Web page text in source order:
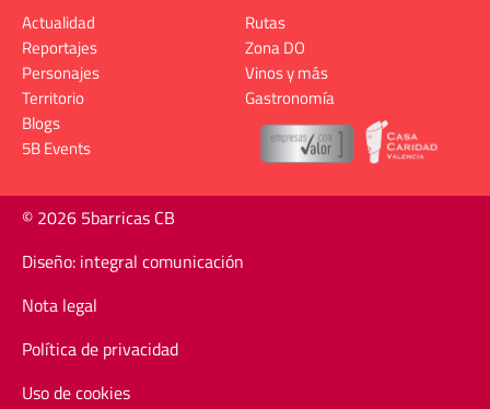
Actualidad
Reportajes
Personajes
Territorio
Rutas
Zona DO
Vinos y más
Gastronomía
Blogs
5B Events
© 2026 5barricas CB
Diseño: integral comunicación
Nota legal
Política de privacidad
Uso de cookies